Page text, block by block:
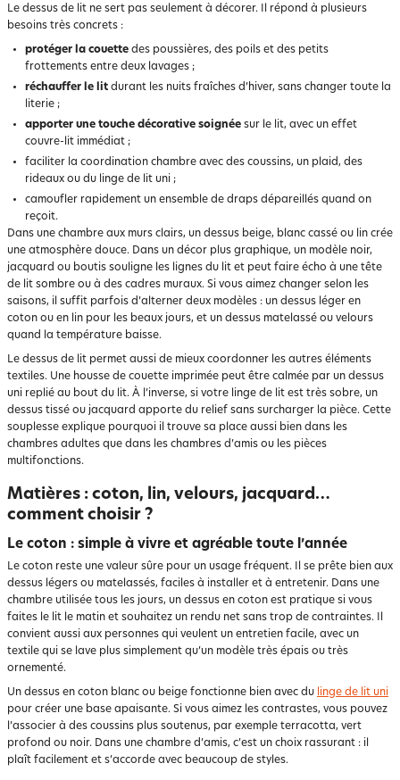
Le dessus de lit ne sert pas seulement à décorer. Il répond à plusieurs
besoins très concrets :
protéger la couette des poussières, des poils et des petits
frottements entre deux lavages ;
réchauffer le lit durant les nuits fraîches d’hiver, sans changer toute la
literie ;
apporter une touche décorative soignée sur le lit, avec un effet
couvre-lit immédiat ;
faciliter la coordination chambre avec des coussins, un plaid, des
rideaux ou du linge de lit uni ;
camoufler rapidement un ensemble de draps dépareillés quand on
reçoit.
Dans une chambre aux murs clairs, un dessus beige, blanc cassé ou lin crée
une atmosphère douce. Dans un décor plus graphique, un modèle noir,
jacquard ou boutis souligne les lignes du lit et peut faire écho à une tête
de lit sombre ou à des cadres muraux. Si vous aimez changer selon les
saisons, il suffit parfois d’alterner deux modèles : un dessus léger en
coton ou en lin pour les beaux jours, et un dessus matelassé ou velours
quand la température baisse.
Le dessus de lit permet aussi de mieux coordonner les autres éléments
textiles. Une housse de couette imprimée peut être calmée par un dessus
uni replié au bout du lit. À l’inverse, si votre linge de lit est très sobre, un
dessus tissé ou jacquard apporte du relief sans surcharger la pièce. Cette
souplesse explique pourquoi il trouve sa place aussi bien dans les
chambres adultes que dans les chambres d’amis ou les pièces
multifonctions.
Matières : coton, lin, velours, jacquard…
comment choisir ?
Le coton : simple à vivre et agréable toute l’année
Le coton reste une valeur sûre pour un usage fréquent. Il se prête bien aux
dessus légers ou matelassés, faciles à installer et à entretenir. Dans une
chambre utilisée tous les jours, un dessus en coton est pratique si vous
faites le lit le matin et souhaitez un rendu net sans trop de contraintes. Il
convient aussi aux personnes qui veulent un entretien facile, avec un
textile qui se lave plus simplement qu’un modèle très épais ou très
ornementé.
Un dessus en coton blanc ou beige fonctionne bien avec du linge de lit uni
pour créer une base apaisante. Si vous aimez les contrastes, vous pouvez
l’associer à des coussins plus soutenus, par exemple terracotta, vert
profond ou noir. Dans une chambre d’amis, c’est un choix rassurant : il
plaît facilement et s’accorde avec beaucoup de styles.